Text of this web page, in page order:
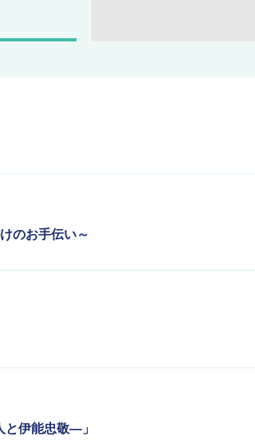
のお手伝い～
伊能忠敬―」